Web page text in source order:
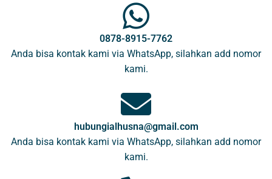
0878-8915-7762
Anda bisa kontak kami via WhatsApp, silahkan add nomor
kami.
hubungialhusna@gmail.com
Anda bisa kontak kami via WhatsApp, silahkan add nomor
kami.